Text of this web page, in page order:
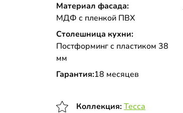
Материал фасада:
МДФ с пленкой ПВХ
Столешница кухни:
Постформинг с пластиком 38
мм
Гарантия:18 месяцев
Коллекция:Тесса